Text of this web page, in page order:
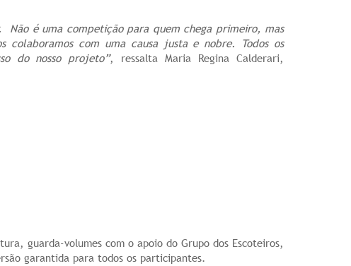
Não é uma competição para quem chega primeiro, mas
com uma causa justa e nobre. Todos os
do nosso projeto”, ressalta Maria Regina Calderari,
guarda-volumes com o apoio do Grupo dos Escoteiros,
garantida para todos os participantes.